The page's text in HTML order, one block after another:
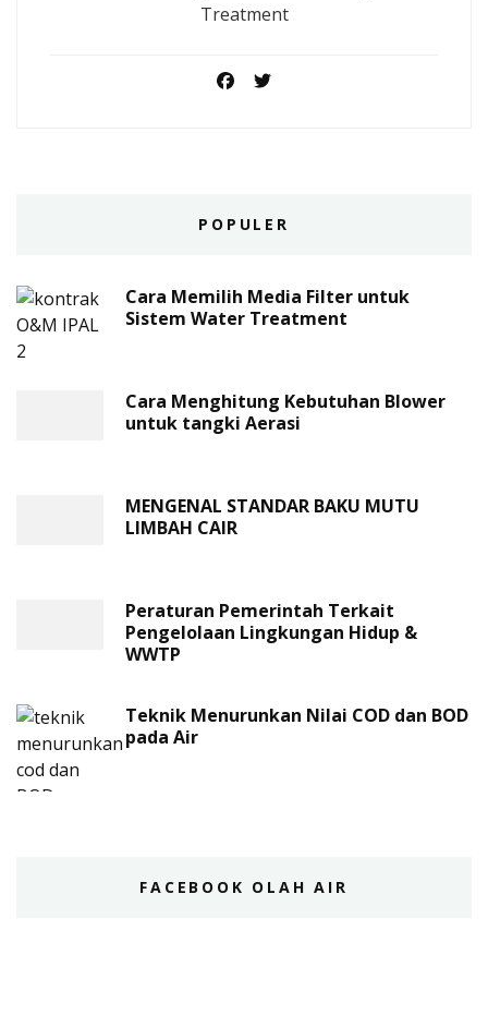
Treatment
POPULER
Cara Memilih Media Filter untuk
Sistem Water Treatment
Cara Menghitung Kebutuhan Blower
untuk tangki Aerasi
MENGENAL STANDAR BAKU MUTU
LIMBAH CAIR
Peraturan Pemerintah Terkait
Pengelolaan Lingkungan Hidup &
WWTP
Teknik Menurunkan Nilai COD dan BOD
pada Air
FACEBOOK OLAH AIR